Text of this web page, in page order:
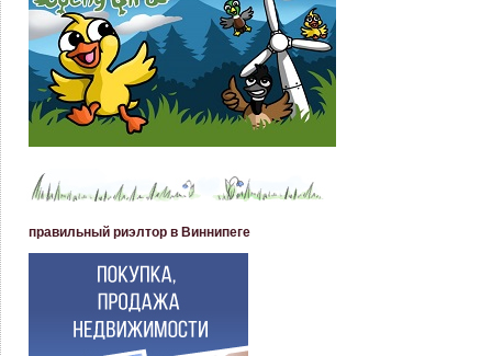
правильный риэлтор в Виннипеге